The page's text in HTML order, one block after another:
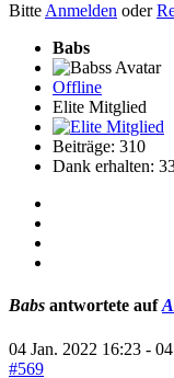
Bitte Anmelden oder
Babs
Offline
Elite Mitglied
Beiträge: 310
Dank erhalten:
Babs antwortete auf
04 Jan. 2022 16:23 -
#569